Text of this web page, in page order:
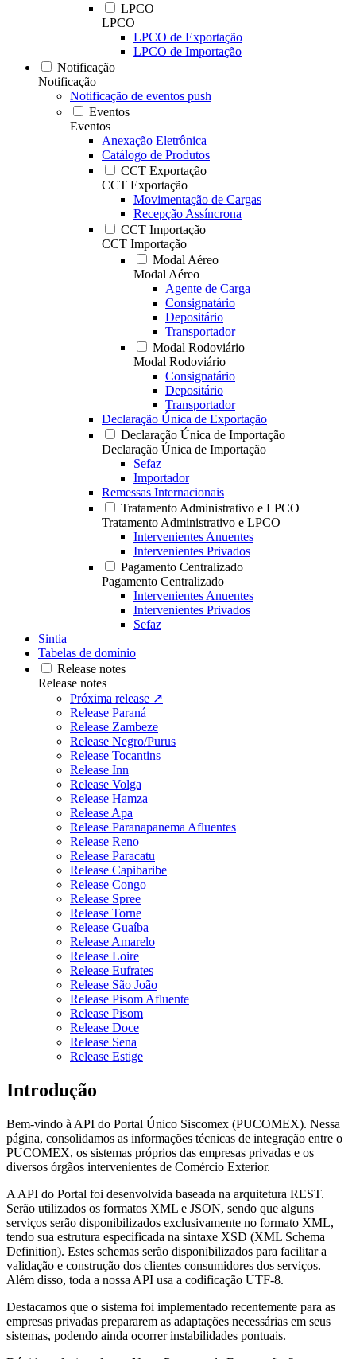
LPCO
LPCO
LPCO de Exportação
LPCO de Importação
Notificação
Notificação
Notificação de eventos push
Eventos
Eventos
Anexação Eletrônica
Catálogo de Produtos
CCT Exportação
CCT Exportação
Movimentação de Cargas
Recepção Assíncrona
CCT Importação
CCT Importação
Modal Aéreo
Modal Aéreo
Agente de Carga
Consignatário
Depositário
Transportador
Modal Rodoviário
Modal Rodoviário
Consignatário
Depositário
Transportador
Declaração Única de Exportação
Declaração Única de Importação
Declaração Única de Importação
Sefaz
Importador
Remessas Internacionais
Tratamento Administrativo e LPCO
Tratamento Administrativo e LPCO
Intervenientes Anuentes
Intervenientes Privados
Pagamento Centralizado
Pagamento Centralizado
Intervenientes Anuentes
Intervenientes Privados
Sefaz
Sintia
Tabelas de domínio
Release notes
Release notes
Próxima release ↗
Release Paraná
Release Zambeze
Release Negro/Purus
Release Tocantins
Release Inn
Release Volga
Release Hamza
Release Apa
Release Paranapanema Afluentes
Release Reno
Release Paracatu
Release Capibaribe
Release Congo
Release Spree
Release Torne
Release Guaíba
Release Amarelo
Release Loire
Release Eufrates
Release São João
Release Pisom Afluente
Release Pisom
Release Doce
Release Sena
Release Estige
Introdução
Bem-vindo à API do Portal Único Siscomex (PUCOMEX). Nessa
página, consolidamos as informações técnicas de integração entre o
PUCOMEX, os sistemas próprios das empresas privadas e os
diversos órgãos intervenientes de Comércio Exterior.
A API do Portal foi desenvolvida baseada na arquitetura REST.
Serão utilizados os formatos XML e JSON, sendo que alguns
serviços serão disponibilizados exclusivamente no formato XML,
tendo sua estrutura especificada na sintaxe XSD (XML Schema
Definition). Estes schemas serão disponibilizados para facilitar a
validação e construção dos clientes consumidores dos serviços.
Além disso, toda a nossa API usa a codificação UTF-8.
Destacamos que o sistema foi implementado recentemente para as
empresas privadas prepararem as adaptações necessárias em seus
sistemas, podendo ainda ocorrer instabilidades pontuais.